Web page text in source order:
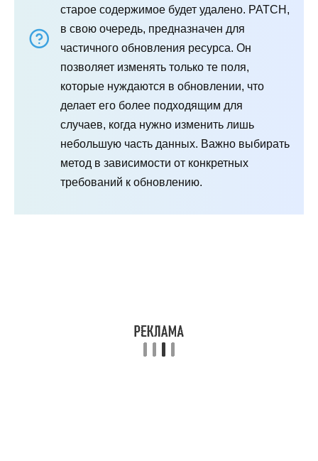
старое содержимое будет удалено. PATCH,
в свою очередь, предназначен для
частичного обновления ресурса. Он
позволяет изменять только те поля,
которые нуждаются в обновлении, что
делает его более подходящим для
случаев, когда нужно изменить лишь
небольшую часть данных. Важно выбирать
метод в зависимости от конкретных
требований к обновлению.